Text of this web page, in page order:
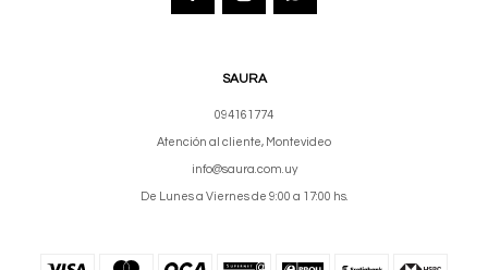
SAURA
094161774
Atención al cliente, Montevideo
info@saura.com.uy
De Lunes a Viernes de 9:00 a 17:00 hs.